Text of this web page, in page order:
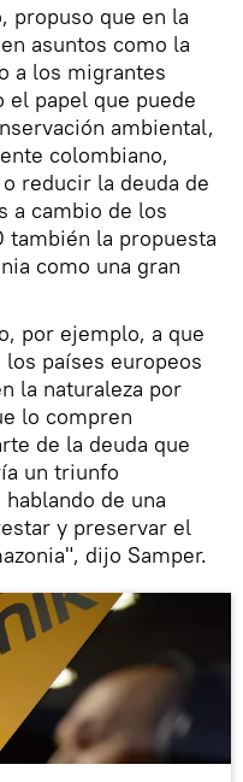
propuso que en la
asuntos como la
a los migrantes
el papel que puede
ambiental,
colombiano,
reducir la deuda de
a cambio de los
también la propuesta
como una gran
por ejemplo, a que
países europeos
la naturaleza por
lo compren
de la deuda que
un triunfo
de una
y preservar el
dijo Samper.